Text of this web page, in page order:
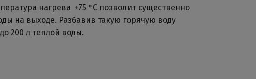
нагрева +75 °С позволит существенно
на выходе. Разбавив такую горячую воду
200 л теплой воды.